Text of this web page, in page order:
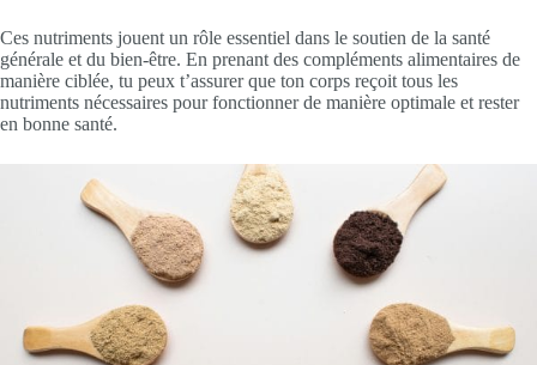
Ces nutriments jouent un rôle essentiel dans le soutien de la santé
générale et du bien-être. En prenant des compléments alimentaires de
manière ciblée, tu peux t’assurer que ton corps reçoit tous les
nutriments nécessaires pour fonctionner de manière optimale et rester
en bonne santé.